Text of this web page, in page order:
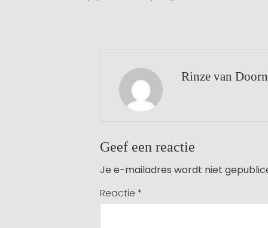
Rinze van Doorn
Geef een reactie
Je e-mailadres wordt niet
Reactie *